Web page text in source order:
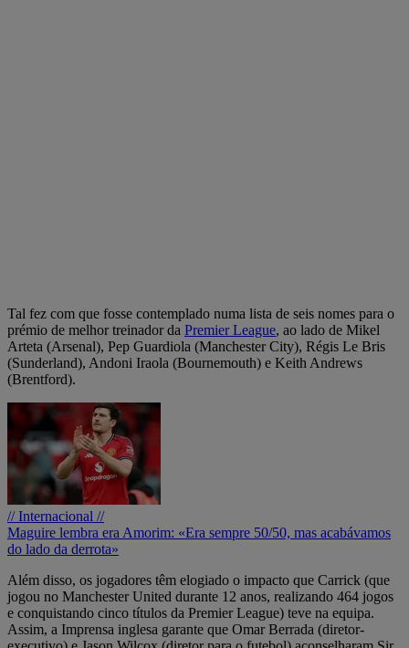
Tal fez com que fosse contemplado numa lista de seis nomes para o
prémio de melhor treinador da Premier League, ao lado de Mikel
Arteta (Arsenal), Pep Guardiola (Manchester City), Régis Le Bris
(Sunderland), Andoni Iraola (Bournemouth) e Keith Andrews
(Brentford).
// Internacional //
Maguire lembra era Amorim: «Era sempre 50/50, mas acabávamos
do lado da derrota»
Além disso, os jogadores têm elogiado o impacto que Carrick (que
jogou no Manchester United durante 12 anos, realizando 464 jogos
e conquistando cinco títulos da Premier League) teve na equipa.
Assim, a Imprensa inglesa garante que Omar Berrada (diretor-